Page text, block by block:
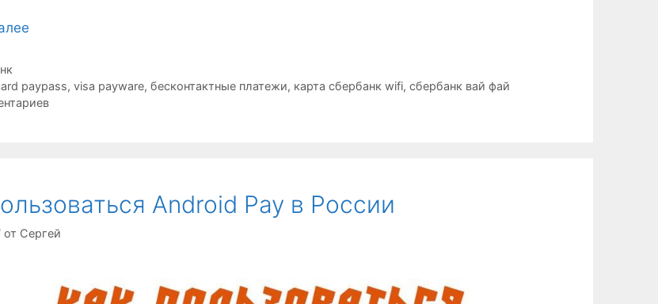
paypass, visa payware, бесконтактные платежи, карта сбербанк wifi, сбербанк вай фай
Android Pay в России
от Сергей